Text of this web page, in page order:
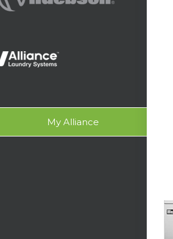
My Alliance